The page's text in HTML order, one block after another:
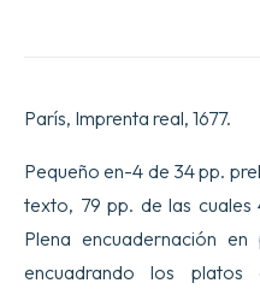
París, Imprenta real, 1677.
Pequeño en-4 de 34 pp.
texto, 79 pp. de las
Plena encuadernación
encuadrando los